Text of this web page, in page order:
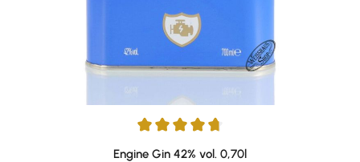
Durchschnittliche Bewertung von 4.73 von 5 Sternen
Engine Gin 42% vol. 0,70l